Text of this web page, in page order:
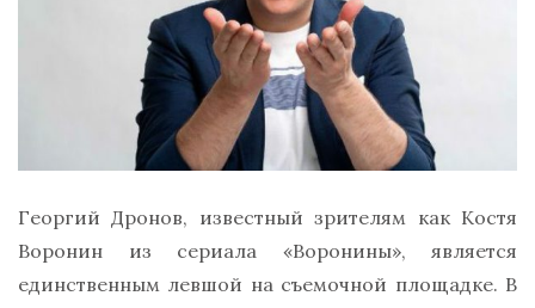
Георгий Дронов, известный зрителям как Костя
Воронин из сериала «Воронины», является
единственным левшой на съемочной площадке. В